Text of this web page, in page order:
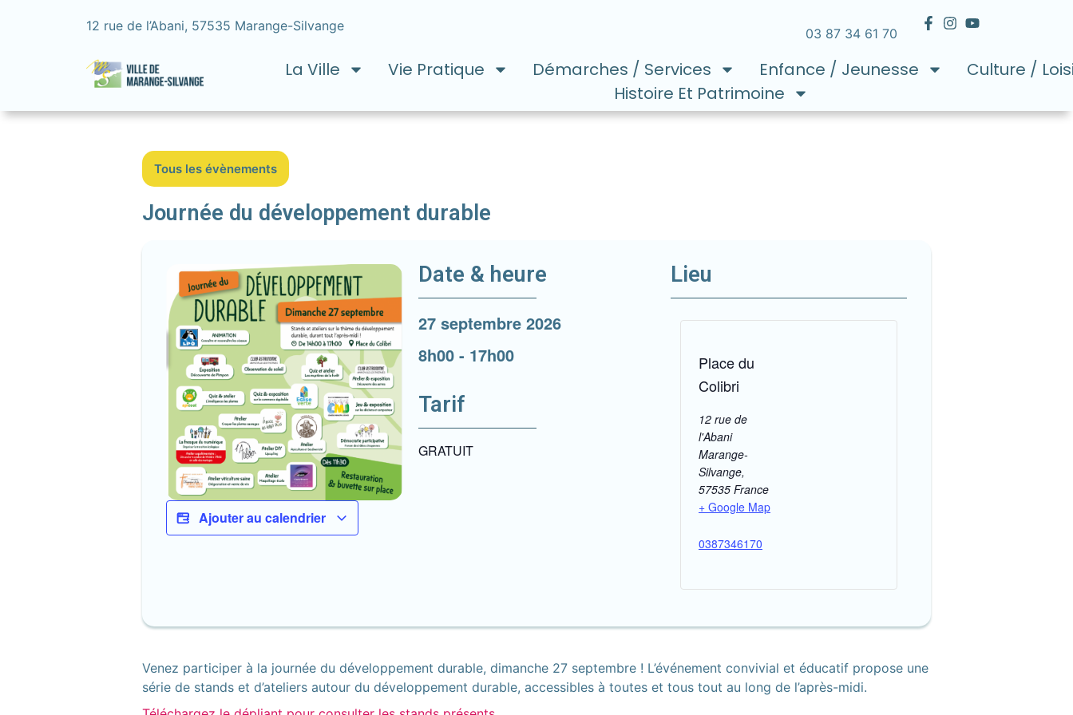
12 rue de l’Abani, 57535 Marange-Silvange 03 87 34 61 70
La Ville Vie Pratique Démarches / Services Enfance / Jeunesse
Culture /
Histoire Et Patrimoine
Tous les évènements
Journée du développement durable
Ajouter au calendrier
Date & heure
27 septembre 2026
8h00 - 17h00
Tarif
GRATUIT
Lieu
Place du
Colibri
12 rue de
l'Abani
Marange-
Silvange,
57535 France
+ Google Map
0387346170
Venez participer à la journée du développement durable, dimanche 27 septembre ! L’événement convivial et éducatif propose une
série de stands et d’ateliers autour du développement durable, accessibles à toutes et tous tout au long de l’après-midi.